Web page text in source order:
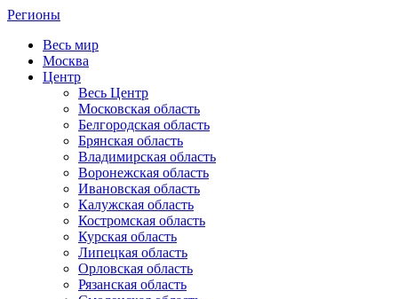
Регионы
Весь мир
Москва
Центр
Весь Центр
Московская область
Белгородская область
Брянская область
Владимирская область
Воронежская область
Ивановская область
Калужская область
Костромская область
Курская область
Липецкая область
Орловская область
Рязанская область